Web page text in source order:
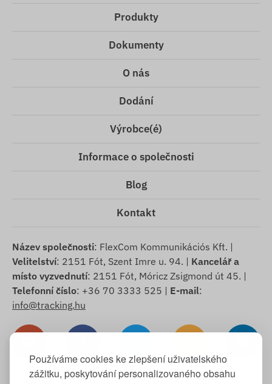
Používáme cookies ke zlepšení uživatelského
zážitku, poskytování personalizovaného obsahu
Produkty
Dokumenty
O nás
Dodání
Výrobce(é)
Informace o společnosti
Blog
Kontakt
Název společnosti: FlexCom Kommunikációs Kft. |
Velitelství: 2151 Fót, Szent Imre u. 94. | Kancelář a
místo vyzvednutí: 2151 Fót, Móricz Zsigmond út 45. |
Telefonní číslo: +36 70 3333 525 | E-mail:
info@tracking.hu